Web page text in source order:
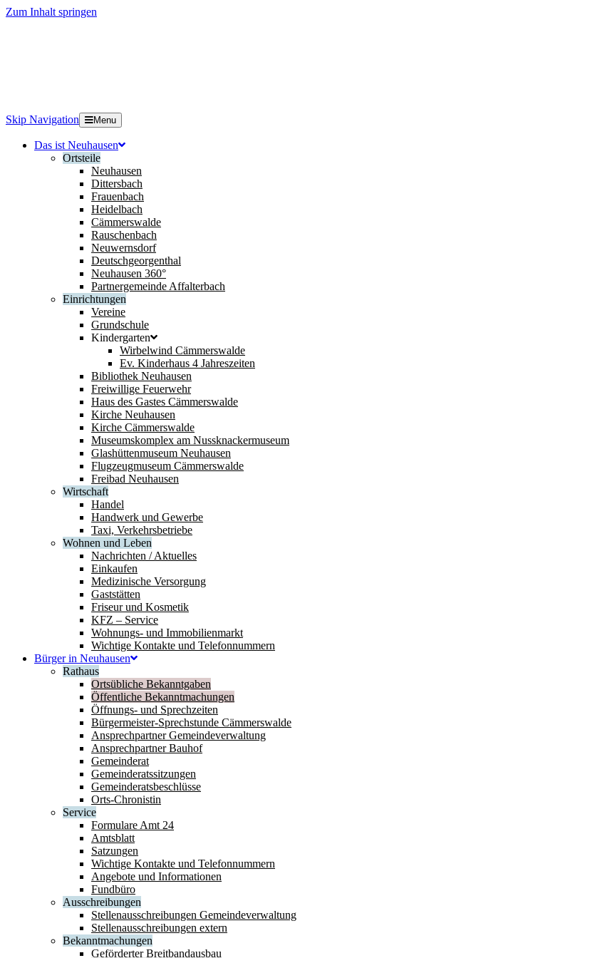
Zum Inhalt springen
Skip Navigation Menu
Das ist Neuhausen
Ortsteile
Neuhausen
Dittersbach
Frauenbach
Heidelbach
Cämmerswalde
Rauschenbach
Neuwernsdorf
Deutschgeorgenthal
Neuhausen 360°
Partnergemeinde Affalterbach
Einrichtungen
Vereine
Grundschule
Kindergarten
Wirbelwind Cämmerswalde
Ev. Kinderhaus 4 Jahreszeiten
Bibliothek Neuhausen
Freiwillige Feuerwehr
Haus des Gastes Cämmerswalde
Kirche Neuhausen
Kirche Cämmerswalde
Museumskomplex am Nussknackermuseum
Glashüttenmuseum Neuhausen
Flugzeugmuseum Cämmerswalde
Freibad Neuhausen
Wirtschaft
Handel
Handwerk und Gewerbe
Taxi, Verkehrsbetriebe
Wohnen und Leben
Nachrichten / Aktuelles
Einkaufen
Medizinische Versorgung
Gaststätten
Friseur und Kosmetik
KFZ – Service
Wohnungs- und Immobilienmarkt
Wichtige Kontakte und Telefonnummern
Bürger in Neuhausen
Rathaus
Ortsübliche Bekanntgaben
Öffentliche Bekanntmachungen
Öffnungs- und Sprechzeiten
Bürgermeister-Sprechstunde Cämmerswalde
Ansprechpartner Gemeindeverwaltung
Ansprechpartner Bauhof
Gemeinderat
Gemeinderatssitzungen
Gemeinderatsbeschlüsse
Orts-Chronistin
Service
Formulare Amt 24
Amtsblatt
Satzungen
Wichtige Kontakte und Telefonnummern
Angebote und Informationen
Fundbüro
Ausschreibungen
Stellenausschreibungen Gemeindeverwaltung
Stellenausschreibungen extern
Bekanntmachungen
Geförderter Breitbandausbau